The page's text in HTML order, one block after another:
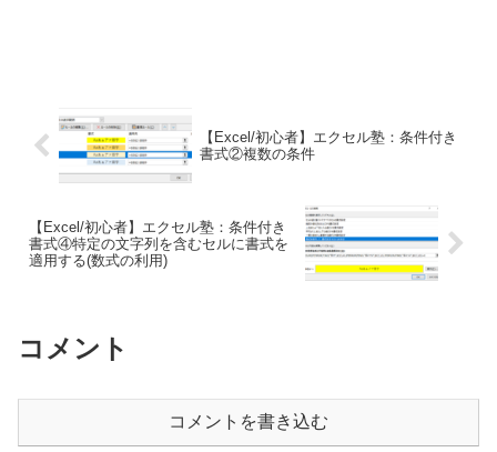
【Excel/初心者】エクセル塾：条件付き
書式②複数の条件
【Excel/初心者】エクセル塾：条件付き
書式④特定の文字列を含むセルに書式を
適用する(数式の利用)
コメント
コメントを書き込む